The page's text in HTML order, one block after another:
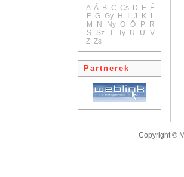
A Á B C Cs D E É
F G Gy H J K
L
M
N Ny O Ö P
R
S
Sz T Ty U Ü
V
Z Zs
Partnerek
Copyright ©